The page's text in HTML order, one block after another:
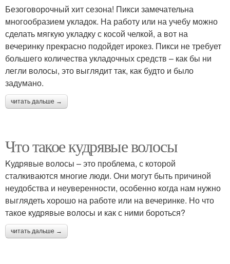
Безоговорочный хит сезона! Пикси замечательна
многообразием укладок. На работу или на учебу можно
сделать мягкую укладку с косой челкой, а вот на
вечеринку прекрасно подойдет ирокез. Пикси не требует
большего количества укладочных средств – как бы ни
легли волосы, это выглядит так, как будто и было
задумано.
читать дальше →
Что такое кудрявые волосы
Kудрявые волосы – это проблема, с которой
сталкиваются многие люди. Они могут быть причиной
неудобства и неуверенности, особенно когда нам нужно
выглядеть хорошо на работе или на вечеринке. Но что
такое кудрявые волосы и как с ними бороться?
читать дальше →